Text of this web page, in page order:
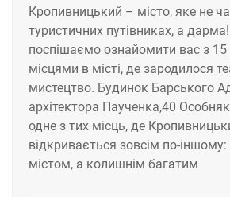
Кропивницький – місто, яке не
туристичних путівниках, а
поспішаємо ознайомити вас з
місцями в місті, де зародилося
мистецтво. Будинок Барського
архітектора Паученка,40
одне з тих місць, де
відкривається зовсім по-іншому:
містом, а колишнім багатим